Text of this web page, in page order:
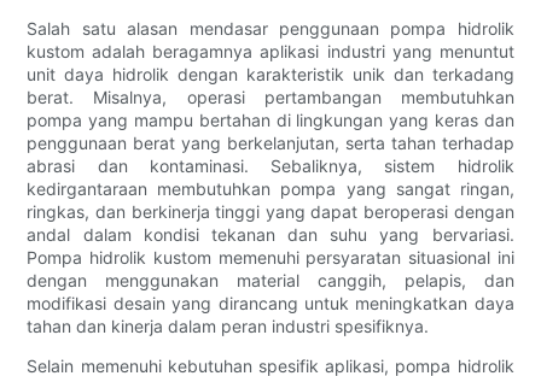
Salah satu alasan mendasar penggunaan pompa hidrolik
kustom adalah beragamnya aplikasi industri yang menuntut
unit daya hidrolik dengan karakteristik unik dan terkadang
berat. Misalnya, operasi pertambangan membutuhkan
pompa yang mampu bertahan di lingkungan yang keras dan
penggunaan berat yang berkelanjutan, serta tahan terhadap
abrasi dan kontaminasi. Sebaliknya, sistem hidrolik
kedirgantaraan membutuhkan pompa yang sangat ringan,
ringkas, dan berkinerja tinggi yang dapat beroperasi dengan
andal dalam kondisi tekanan dan suhu yang bervariasi.
Pompa hidrolik kustom memenuhi persyaratan situasional ini
dengan menggunakan material canggih, pelapis, dan
modifikasi desain yang dirancang untuk meningkatkan daya
tahan dan kinerja dalam peran industri spesifiknya.
Selain memenuhi kebutuhan spesifik aplikasi, pompa hidrolik